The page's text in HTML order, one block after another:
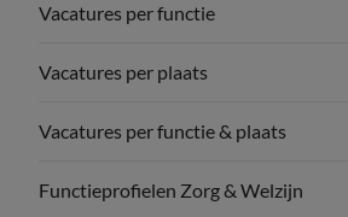
Vacatures per functie
Vacatures per plaats
Vacatures per functie & plaats
Functieprofielen Zorg & Welzijn